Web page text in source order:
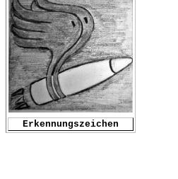
Erkennungszeichen